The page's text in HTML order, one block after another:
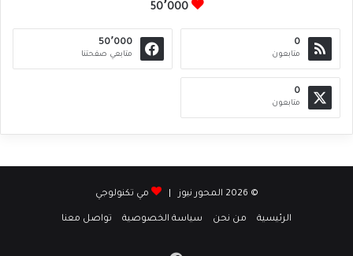
50٬000
0
متابعون
50٬000
متابعي صفحتنا
0
متابعون
© 2026 المحور نيوز | مي تكنولوجي
الرئيسية من نحن سياسة الخصوصية تواصل معنا